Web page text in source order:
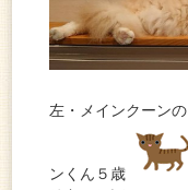
左・メインクーン
ンくん５歳